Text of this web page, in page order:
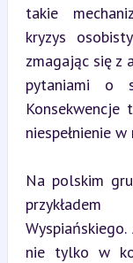
takie
kryzys
zmagając się z
pytaniami o
niespełnienie
Na polskim
nie tylko w